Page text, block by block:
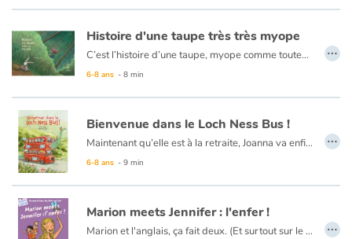
Histoire d'une taupe très très myope
C’est l’histoire d’une taupe, myope comme toutes les taupes, d’autant plus myope qu’elle a cassé ses lunettes. Alors, elle part faire remplacer ses verres mais, comme elle est très myope, elle ne voit pas le danger… Une histoire complètement loufoque mais si drôle !
6-8 ans - 8 min
…
Bienvenue dans le Loch Ness Bus !
Maintenant qu’elle est à la retraite, Joanna va enfin pouvoir réaliser son rêve. Elle achète un vieux bus, le remet en état... et en route ! Elle part sillonner son Écosse natale pour présenter son spectacle dans les villages. Mais pour attirer le public, plus intéressé par les séries télé et les téléphones portables, il va falloir que son bus ait de l’allure...
6-8 ans - 9 min
…
Marion meets Jennifer : l'enfer !
Marion et l'anglais, ça fait deux. (Et surtout sur le bulletin, plutôt zéro...). Heureusement, voici les vacances. Marion a un superplan pour oublier ses soucis scolaires : elle est invitée chez Camille, sa meilleure amie, à Saint-Tropez. Mais M. et Mme Girardon ont un tout autre projet pour leur fille : accueillir une correspondante... anglaise ! Goodbye, farniente, plage et bronzing. Hello, Jennifer ! …